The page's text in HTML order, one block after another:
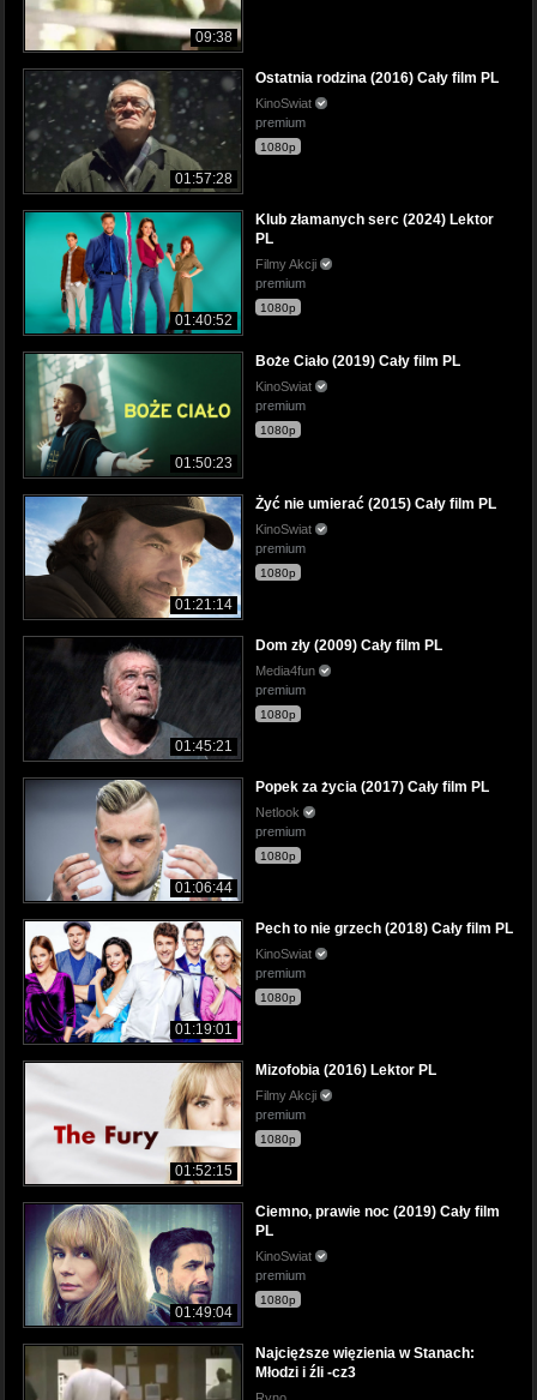
09:38
01:57:28
Ostatnia rodzina (2016) Cały film PL
KinoSwiat
premium
1080p
01:40:52
Klub złamanych serc (2024) Lektor
PL
Filmy Akcji
premium
1080p
01:50:23
Boże Ciało (2019) Cały film PL
KinoSwiat
premium
1080p
01:21:14
Żyć nie umierać (2015) Cały film PL
KinoSwiat
premium
1080p
01:45:21
Dom zły (2009) Cały film PL
Media4fun
premium
1080p
01:06:44
Popek za życia (2017) Cały film PL
Netlook
premium
1080p
01:19:01
Pech to nie grzech (2018) Cały film PL
KinoSwiat
premium
1080p
01:52:15
Mizofobia (2016) Lektor PL
Filmy Akcji
premium
1080p
01:49:04
Ciemno, prawie noc (2019) Cały film
PL
KinoSwiat
premium
1080p
Najcięższe więzienia w Stanach:
Młodzi i źli -cz3